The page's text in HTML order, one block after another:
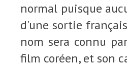
normal puisque
d'une sortie
nom sera connu
film coréen, et son